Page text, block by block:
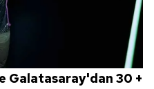
Galatasaray'dan 30 +